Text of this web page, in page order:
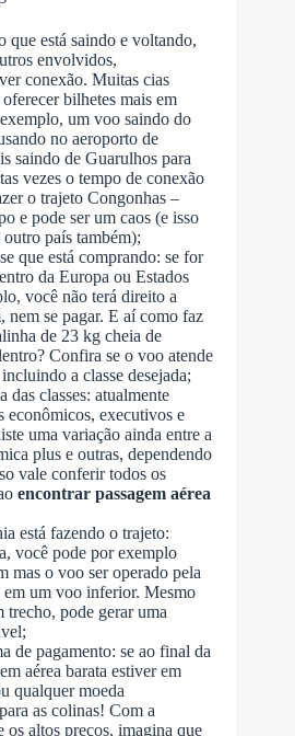
que está saindo e voltando,
envolvidos,
conexão. Muitas cias
bilhetes mais em
um voo saindo do
no aeroporto de
saindo de Guarulhos para
vezes o tempo de conexão
o trajeto Congonhas –
e pode ser um caos (e isso
país também);
que está comprando: se for
da Europa ou Estados
você não terá direito a
nem se pagar. E aí como faz
de 23 kg cheia de
Confira se o voo atende
a classe desejada;
das classes: atualmente
econômicos, executivos e
uma variação ainda entre a
plus e outras, dependendo
vale conferir todos os
encontrar passagem aérea
está fazendo o trajeto:
você pode por exemplo
mas o voo ser operado pela
um voo inferior. Mesmo
trecho, pode gerar uma
de pagamento: se ao final da
aérea barata estiver em
qualquer moeda
as colinas! Com a
os altos preços, imagina que